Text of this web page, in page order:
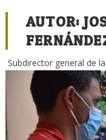
AUTOR:
Subdirector general de